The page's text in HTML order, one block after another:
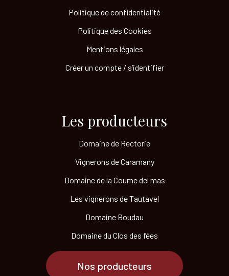
Politique de confidentialité
Politique des Cookies
Mentions légales
Créer un compte / s’identifier
Les producteurs​
Domaine de Rectorie
Vignerons de Caramany
Domaine de la Coume del mas
Les vignerons de Tautavel
Domaine Boudau
Domaine du Clos des fées
Nos producteurs